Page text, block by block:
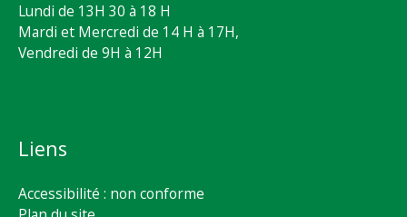
Lundi de 13H 30 à 18 H
Mardi et Mercredi de 14 H à 17H,
Vendredi de 9H à 12H
Liens
Accessibilité : non conforme